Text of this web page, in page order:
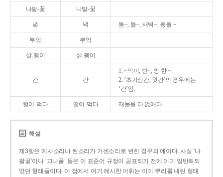
나팔-꽃 나발-꽃
녘 녁 동~, 들~, 새벽~, 동틀 ~.
부엌 부억
살-쾡이 삵-괭이
칸 간
1. ~막이, 빈~, 방 한 ~.
2. ‘초가삼간, 윗간’의 경우에는
‘간’임.
털어-먹다 떨어-먹다 재물을 다 없애다.
해설
제3항은 예사소리나 된소리가 거센소리로 변한 경우의 예이다. 사실 ‘나
팔꽃’이나 ‘끄나풀’ 등은 이 표준어 규정이 공표되기 전에 이미 일반화되
었던 형태들이다. 이 점에서 여기 예시한 어휘는 이미 뿌리를 내린 형태